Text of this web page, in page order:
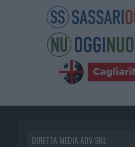
DIRETTA MEDIA ADV SRL